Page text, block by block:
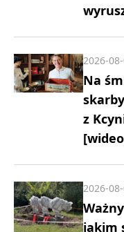
Na
z
2026-
jakim
2026-